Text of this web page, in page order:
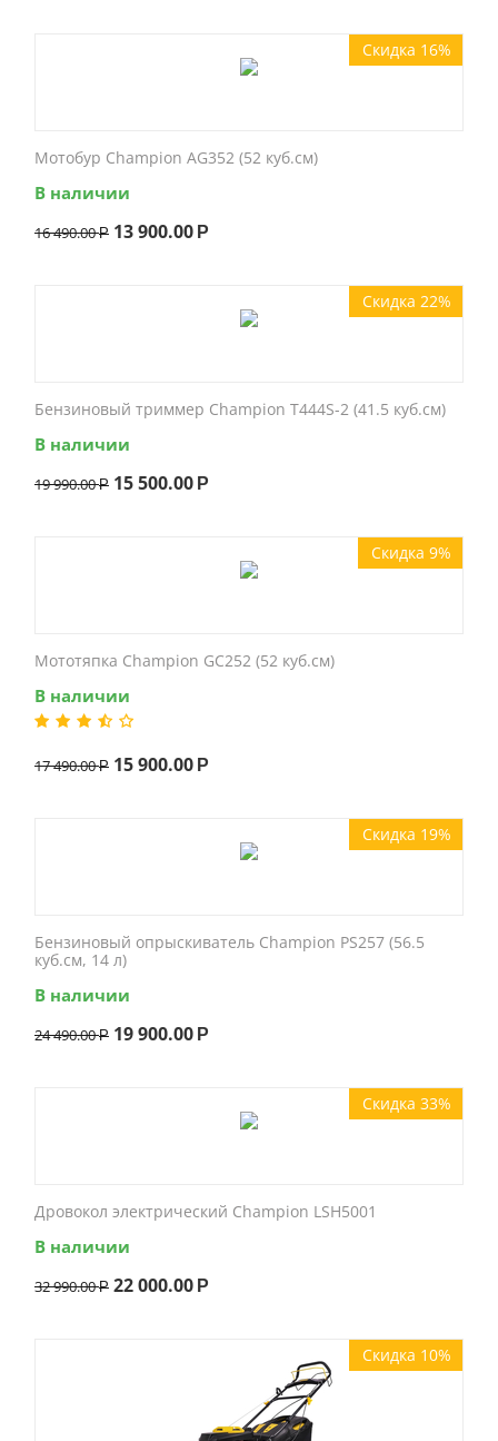
Скидка 16%
Мотобур Champion AG352 (52 куб.см)
В наличии
16 490.00 Р 13 900.00 Р
Скидка 22%
Бензиновый триммер Champion T444S-2 (41.5 куб.см)
В наличии
19 990.00 Р 15 500.00 Р
Скидка 9%
Мототяпка Champion GC252 (52 куб.см)
В наличии
17 490.00 Р 15 900.00 Р
Скидка 19%
Бензиновый опрыскиватель Champion PS257 (56.5
куб.см, 14 л)
В наличии
24 490.00 Р 19 900.00 Р
Скидка 33%
Дровокол электрический Champion LSH5001
В наличии
32 990.00 Р 22 000.00 Р
Скидка 10%